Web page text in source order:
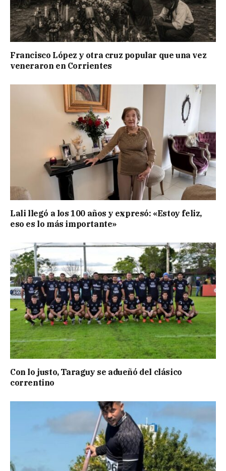
Francisco López y otra cruz popular que una vez
veneraron en Corrientes
Lali llegó a los 100 años y expresó: «Estoy feliz,
eso es lo más importante»
Con lo justo, Taraguy se adueñó del clásico
correntino